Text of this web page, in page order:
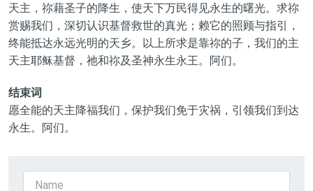
天主，祢藉圣子的降生，使天下万民得见永生的曙光。求祢
赏赐我们，深切认识基督救世的真光；赖它的照顾与指引，
终能抵达永远光明的天乡。以上所求是靠祢的子，我们的主
天主耶稣基督，祂和祢及圣神永生永王。阿们。
结束词
愿全能的天主降福我们，保护我们免于灾祸，引领我们到达
永生。阿们。